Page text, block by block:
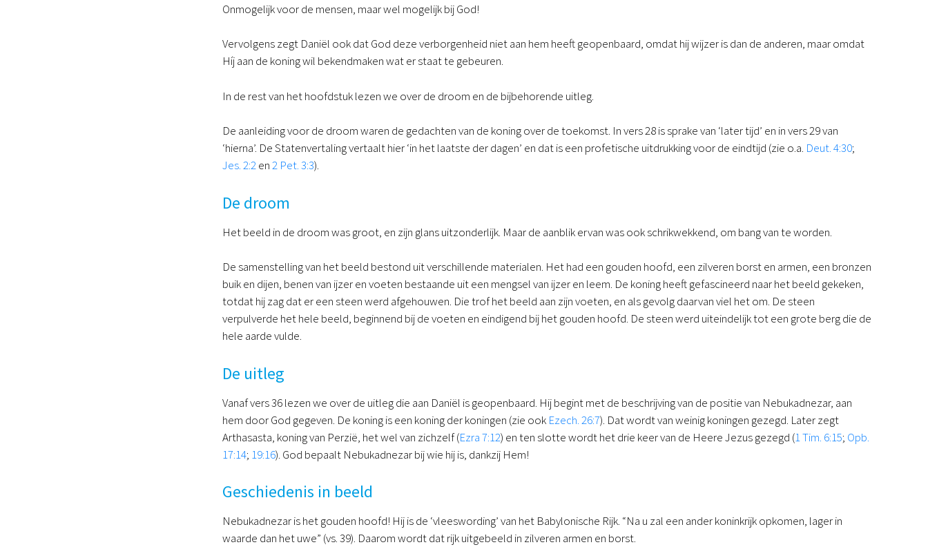
Onmogelijk voor de mensen, maar wel mogelijk bij God!
Vervolgens zegt Daniël ook dat God deze verborgenheid niet aan hem heeft geopenbaard, omdat hij wijzer is dan de anderen, maar omdat
Híj aan de koning wil bekendmaken wat er staat te gebeuren.
In de rest van het hoofdstuk lezen we over de droom en de bijbehorende uitleg.
De aanleiding voor de droom waren de gedachten van de koning over de toekomst. In vers 28 is sprake van ‘later tijd’ en in vers 29 van
‘hierna’. De Statenvertaling vertaalt hier ‘in het laatste der dagen’ en dat is een profetische uitdrukking voor de eindtijd (zie o.a. Deut. 4:30;
Jes. 2:2en2 Pet. 3:3).
De droom
Het beeld in de droom was groot, en zijn glans uitzonderlijk. Maar de aanblik ervan was ook schrikwekkend, om bang van te worden.
De samenstelling van het beeld bestond uit verschillende materialen. Het had een gouden hoofd, een zilveren borst en armen, een bronzen
buik en dijen, benen van ijzer en voeten bestaande uit een mengsel van ijzer en leem. De koning heeft gefascineerd naar het beeld gekeken,
totdat hij zag dat er een steen werd afgehouwen. Die trof het beeld aan zijn voeten, en als gevolg daarvan viel het om. De steen
verpulverde het hele beeld, beginnend bij de voeten en eindigend bij het gouden hoofd. De steen werd uiteindelijk tot een grote berg die de
hele aarde vulde.
De uitleg
Vanaf vers 36 lezen we over de uitleg die aan Daniël is geopenbaard. Hij begint met de beschrijving van de positie van Nebukadnezar, aan
hem door God gegeven. De koning is een koning der koningen (zie ook Ezech. 26:7). Dat wordt van weinig koningen gezegd. Later zegt
Arthasasta, koning van Perzië, het wel van zichzelf (Ezra 7:12) en ten slotte wordt het drie keer van de Heere Jezus gezegd (1 Tim. 6:15; Opb.
17:14; 19:16). God bepaalt Nebukadnezar bij wie hij is, dankzij Hem!
Geschiedenis in beeld
Nebukadnezar is het gouden hoofd! Hij is de ‘vleeswording’ van het Babylonische Rijk. “Na u zal een ander koninkrijk opkomen, lager in
waarde dan het uwe” (vs. 39). Daarom wordt dat rijk uitgebeeld in zilveren armen en borst.